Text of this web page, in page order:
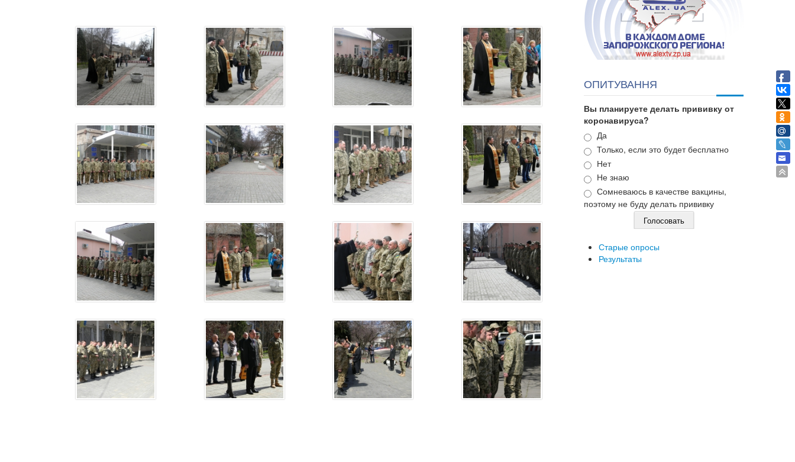
ОПИТУВАННЯ
Вы планируете делать прививку от
коронавируса?
Варианты
Да
Только, если это будет бесплатно
Нет
Не знаю
Сомневаюсь в качестве вакцины,
поэтому не буду делать прививку
Старые опросы
Результаты